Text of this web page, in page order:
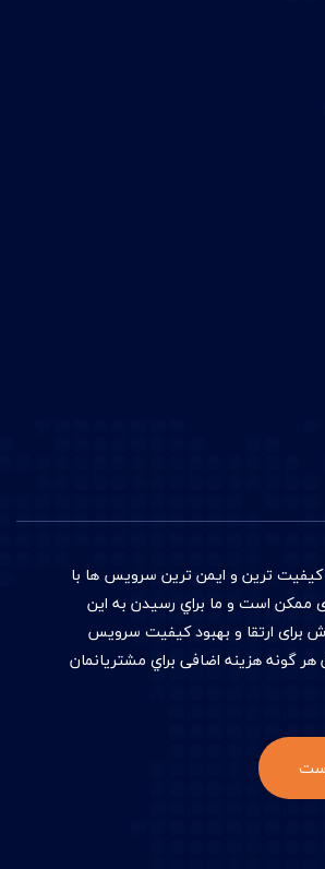
کيفيت ترين و ایمن ترین سرويس ها با
است و ما براي رسیدن به اين
برای ارتقا و بهبود کيفيت سرويس
گونه هزینه اضافی براي مشتريانمان